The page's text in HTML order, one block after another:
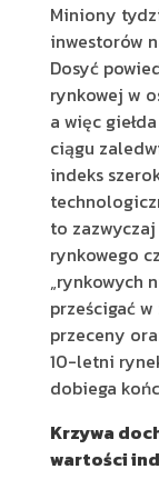
Miniony
inwestorów
Dosyć
rynkowej w
a więc
ciągu
indeks
to
rynkowego
„rynkowych
prześcigać
przeceny
10-letni
dobiega
Krzywa
wartości